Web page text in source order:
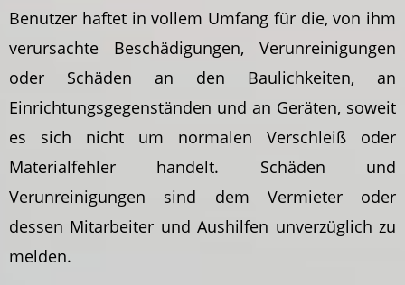
Benutzer haftet in vollem Umfang für die, von ihm
verursachte Beschädigungen, Verunreinigungen
oder Schäden an den Baulichkeiten, an
Einrichtungsgegenständen und an Geräten, soweit
es sich nicht um normalen Verschleiß oder
Materialfehler handelt. Schäden und
Verunreinigungen sind dem Vermieter oder
dessen Mitarbeiter und Aushilfen unverzüglich zu
melden.